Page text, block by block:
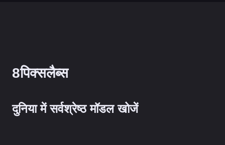
8पिक्सलैब्स
दुनिया में सर्वश्रेष्ठ मॉडल खोजें